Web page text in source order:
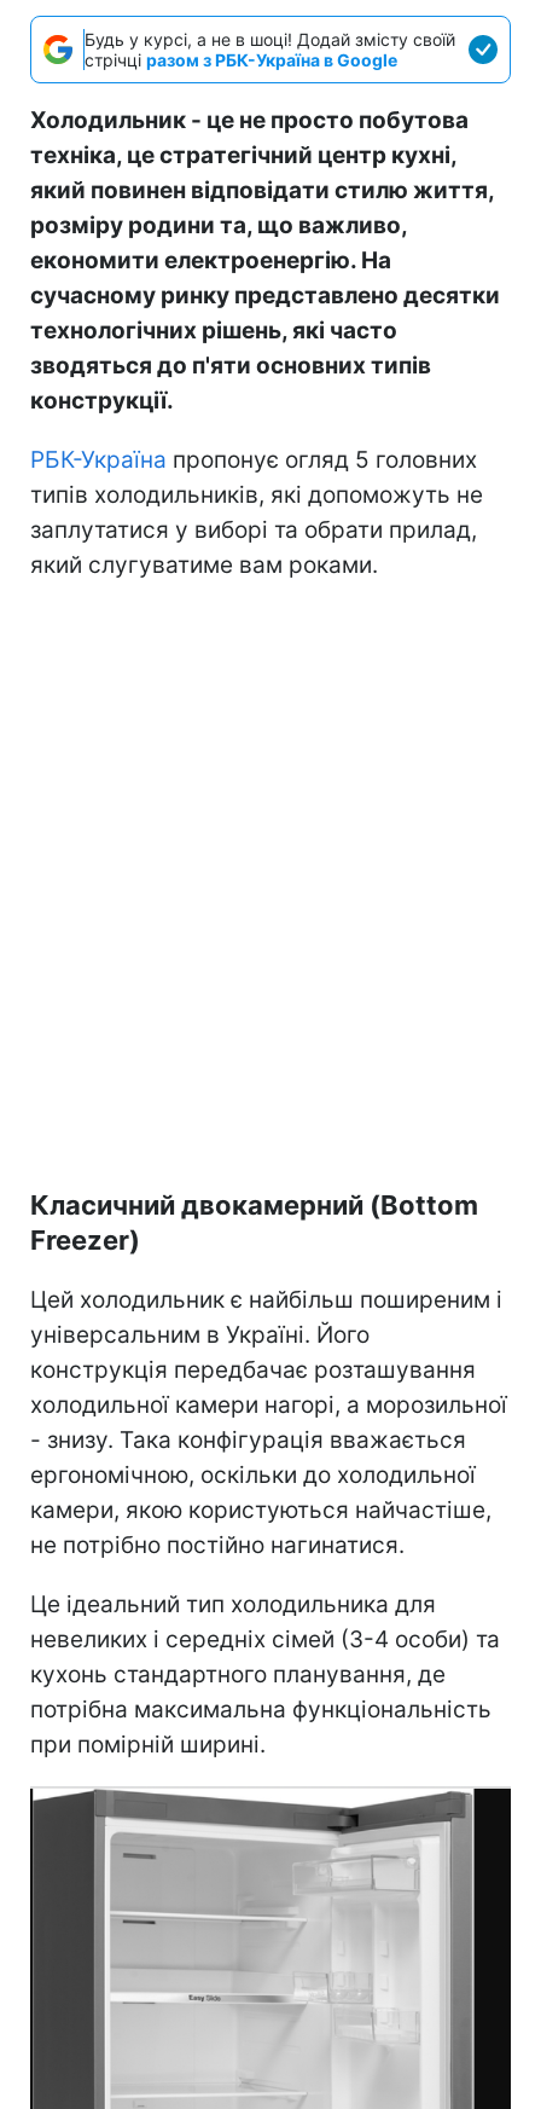
Будь у курсі, а не в шоці! Додай змісту своїй
стрічці разом з РБК-Україна в Google
Холодильник - це не просто побутова
техніка, це стратегічний центр кухні,
який повинен відповідати стилю життя,
розміру родини та, що важливо,
економити електроенергію. На
сучасному ринку представлено десятки
технологічних рішень, які часто
зводяться до п'яти основних типів
конструкції.
РБК-Україна пропонує огляд 5 головних
типів холодильників, які допоможуть не
заплутатися у виборі та обрати прилад,
який слугуватиме вам роками.
Класичний двокамерний (Bottom
Freezer)
Цей холодильник є найбільш поширеним і
універсальним в Україні. Його
конструкція передбачає розташування
холодильної камери нагорі, а морозильної
- знизу. Така конфігурація вважається
ергономічною, оскільки до холодильної
камери, якою користуються найчастіше,
не потрібно постійно нагинатися.
Це ідеальний тип холодильника для
невеликих і середніх сімей (3-4 особи) та
кухонь стандартного планування, де
потрібна максимальна функціональність
при помірній ширині.